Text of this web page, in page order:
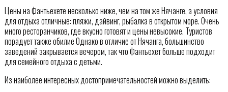
Цены на Фантьехете несколько ниже, чем на том же Нячанге, а условия
для отдыха отличные: пляжи, дайвинг, рыбалка в открытом море. Очень
много ресторанчиков, где вкусно готовят и цены невысокие. Туристов
порадует также обилие Однако в отличие от Нячанга, большинство
заведений закрывается вечером, так что Фантьехет больше подходит
для семейного отдыха с детьми.
Из наиболее интересных достопримечательностей можно выделить: